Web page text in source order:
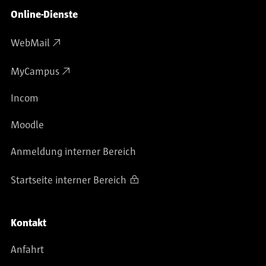
Online-Dienste
WebMail
MyCampus
Incom
Moodle
Anmeldung interner Bereich
Startseite interner Bereich
Kontakt
Anfahrt